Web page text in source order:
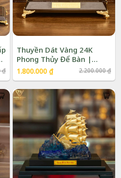
₫
Thuyền Dát Vàng 24K
Phong Thủy Để Bàn |
Phượng Vũ Gold
2.200.000₫
Giá
gốc
là:
2.200.000 ₫.
1.800.000 ₫Giá
tại
là:
1.800.000 ₫.